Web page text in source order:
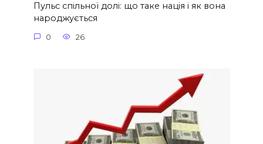
Пульс спільної долі: що таке нація і як вона
народжується
0 26